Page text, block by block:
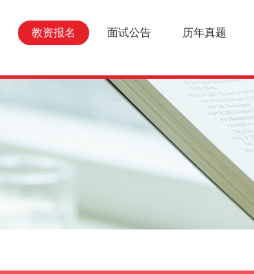
教资报名 面试公告 历年真题